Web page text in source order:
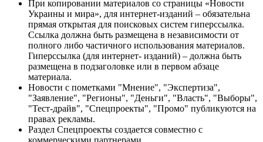
При копировании материалов со страницы «Новости
Украины и мира», для интернет-изданий – обязательна
прямая открытая для поисковых систем гиперссылка.
Ссылка должна быть размещена в независимости от
полного либо частичного использования материалов.
Гиперссылка (для интернет- изданий) – должна быть
размещена в подзаголовке или в первом абзаце
материала.
Новости с пометками "Мнение", "Экспертиза",
"Заявление", "Регионы", "Деньги", "Власть", "Выборы",
"Тест-драйв", "Спецпроекты", "Промо" публикуются на
правах рекламы.
Раздел Спецпроекты создается совместно с